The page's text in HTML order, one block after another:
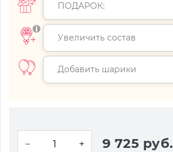
ПОДАРОК:
Увеличить состав
Добавить шарики
9 725 руб.